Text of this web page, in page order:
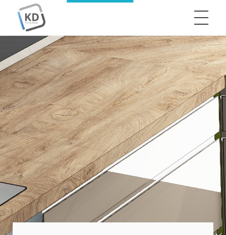
KitchenDraw
Professzionális tervezés egyszerűen, hatékonyan